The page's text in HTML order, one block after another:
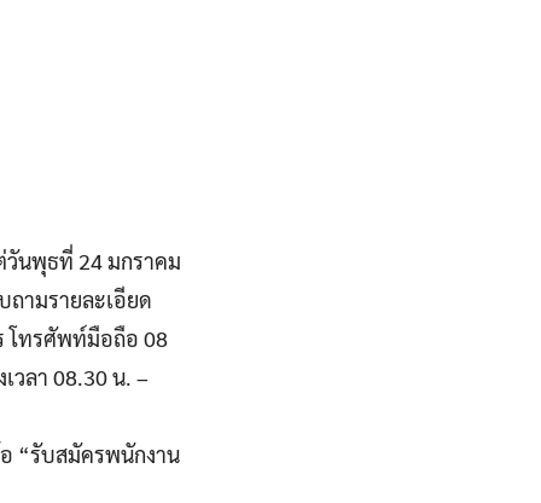
วันพุธที่ 24 มกราคม
ถามรายละเอียด
โทรศัพท์มือถือ 08
วลา 08.30 น. –
“รับสมัครพนักงาน